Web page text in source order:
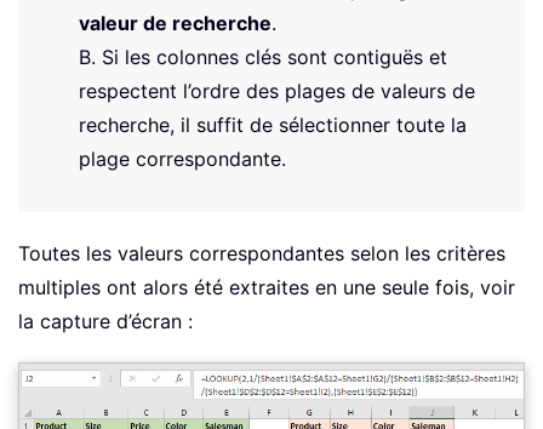
valeur de recherche.
B. Si les colonnes clés sont contiguës et
respectent l’ordre des plages de valeurs de
recherche, il suffit de sélectionner toute la
plage correspondante.
Toutes les valeurs correspondantes selon les critères
multiples ont alors été extraites en une seule fois, voir
la capture d’écran :